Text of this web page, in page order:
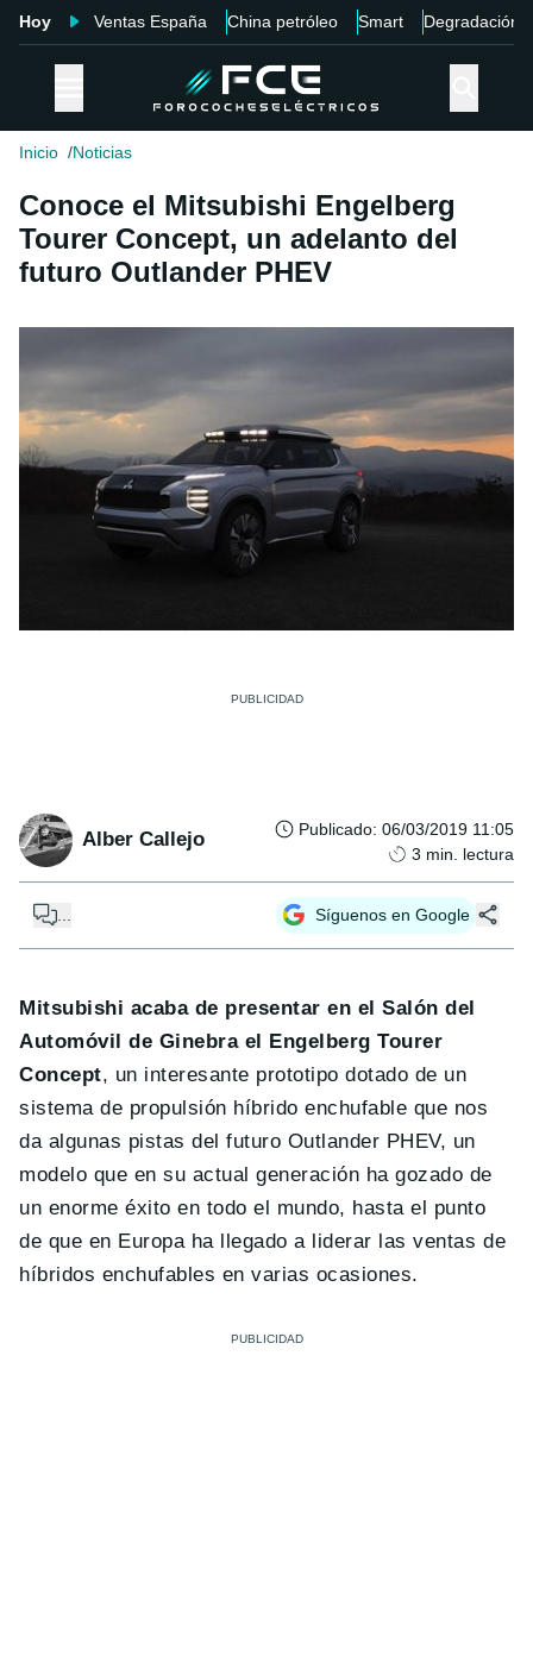
Hoy Ventas España China petróleo Smart Degradación
Inicio Noticias
Conoce el Mitsubishi Engelberg
Tourer Concept, un adelanto del
futuro Outlander PHEV
Alber Callejo Publicado: 06/03/2019 11:05
3 min. lectura
Síguenos en Google
Mitsubishi acaba de presentar en el Salón del
Automóvil de Ginebra el Engelberg Tourer
Concept, un interesante prototipo dotado de un
sistema de propulsión híbrido enchufable que nos
da algunas pistas del futuro Outlander PHEV, un
modelo que en su actual generación ha gozado de
un enorme éxito en todo el mundo, hasta el punto
de que en Europa ha llegado a liderar las ventas de
híbridos enchufables en varias ocasiones.